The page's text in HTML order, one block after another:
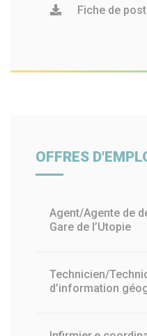
Fiche de
OFFRES
Agent/Agente de
Gare de l’Utopie
Technicien/
d’information